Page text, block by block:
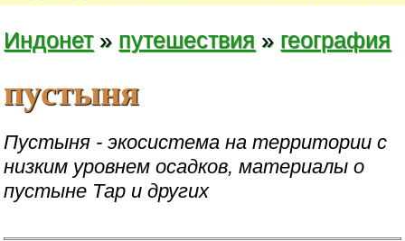
Индонет» путешествия » география
пустыня
Пустыня - экосистема на территории с
низким уровнем осадков, материалы о
пустыне Тар и других